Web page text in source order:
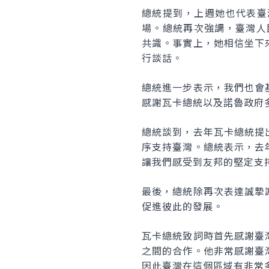
總統提到，上週她也代表
場。總統再次強調，臺灣
共識。事實上，她相信坐
行談話。
總統進一步表示，我們也
感謝瓦卡總統以及諾魯政
總統談到，去年瓦卡總統
序支持臺灣。總統表示，
讓我們感受到友邦的堅定支
最後，總統除再次表達誠
促進彼此的發展。
瓦卡總統致詞時首先感謝
之間的合作。他非常感謝
因此臺灣在這個區域有非